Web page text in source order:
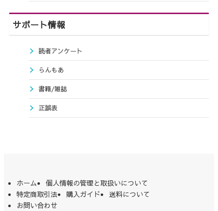
サポート情報
読者アンケート
らんもあ
書籍/雑誌
正誤表
ホーム
個人情報の管理と取扱いについて
特定商取引法
購入ガイド
送料について
お問い合わせ